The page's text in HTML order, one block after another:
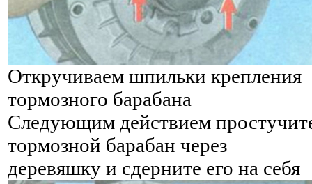
Откручиваем шпильки крепления
тормозного барабана
Следующим действием
тормозной барабан через
деревяшку и сдерните его на себя